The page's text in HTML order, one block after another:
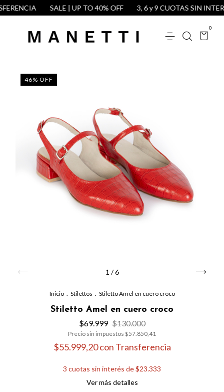
SALE | UP TO 40% OFF 3, 6 y 9 CUOTAS SIN INTERÉS
0
46% OFF
1 /6
Inicio Stilettos Stiletto Amel en cuero croco
Stiletto Amel en cuero croco
$69.999 $130.000
Precio sin impuestos $57.850,41
$55.999,20con Transferencia
3 cuotas sin interés de$23.333
Ver más detalles